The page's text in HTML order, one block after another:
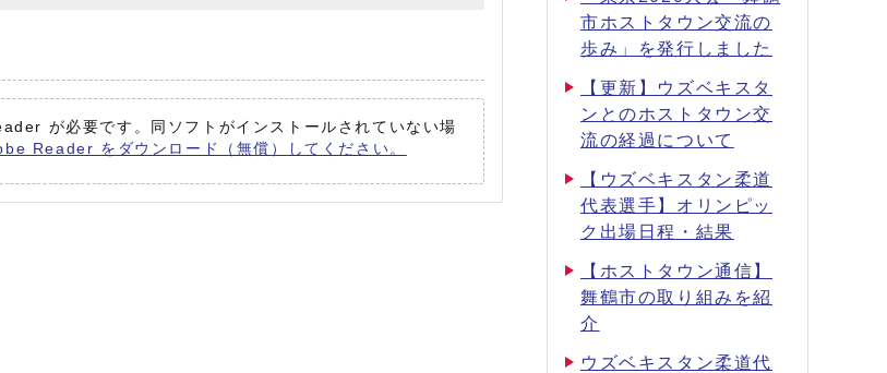
が必要です。同ソフトがインストールされていない場
Reader をダウンロード（無償）してください。
市ホストタウン交流の
歩み」を発行しました
【更新】ウズベキスタ
ンとのホストタウン交
流の経過について
【ウズベキスタン柔道
代表選手】オリンピッ
ク出場日程・結果
【ホストタウン通信】
舞鶴市の取り組みを紹
介
ウズベキスタン柔道代